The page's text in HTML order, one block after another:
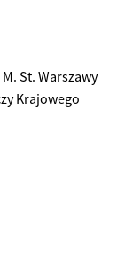
St. Warszawy
Krajowego